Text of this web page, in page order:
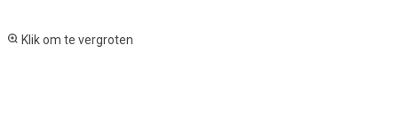
Klik om te vergroten